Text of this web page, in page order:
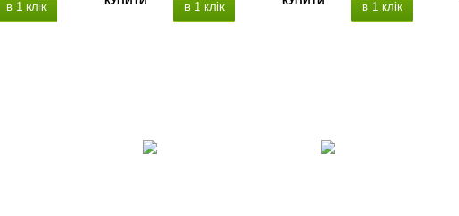
в 1 клік
в 1 клік
в 1 клік